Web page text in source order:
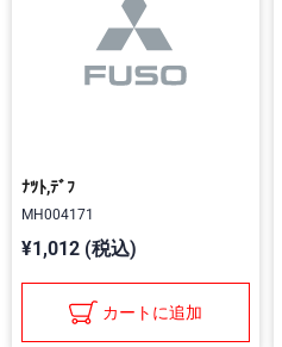
ﾅﾂﾄ,ﾃﾞﾌ
MH004171
¥1,012 (税込)
カートに追加